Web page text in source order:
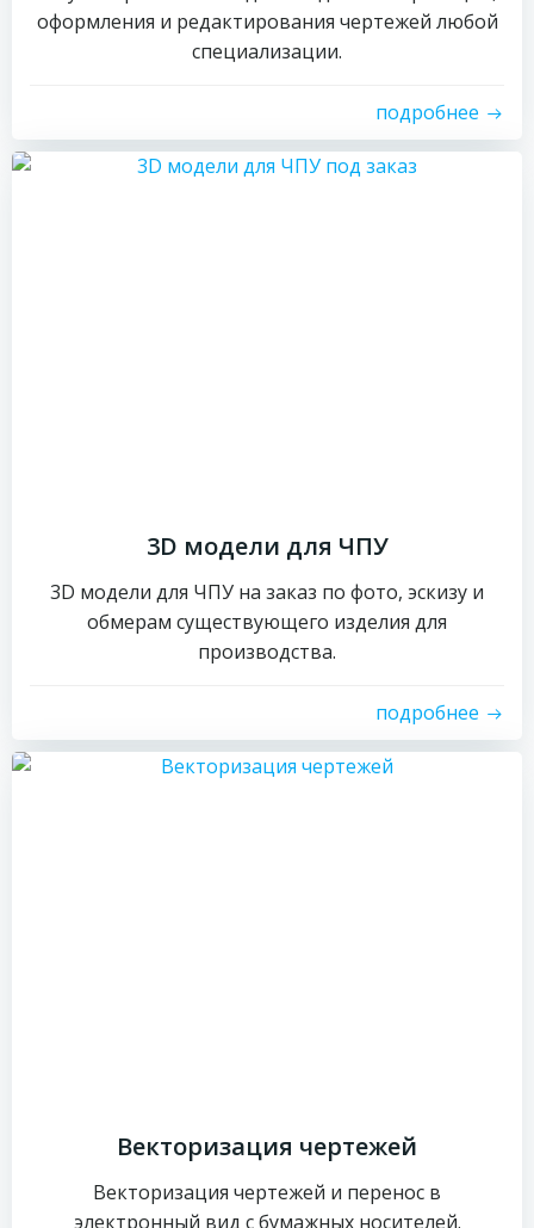
оформления и редактирования чертежей любой
специализации.
подробнее
3D модели для ЧПУ
3D модели для ЧПУ на заказ по фото, эскизу и
обмерам существующего изделия для
производства.
подробнее
Векторизация чертежей
Векторизация чертежей и перенос в
электронный вид с бумажных носителей.